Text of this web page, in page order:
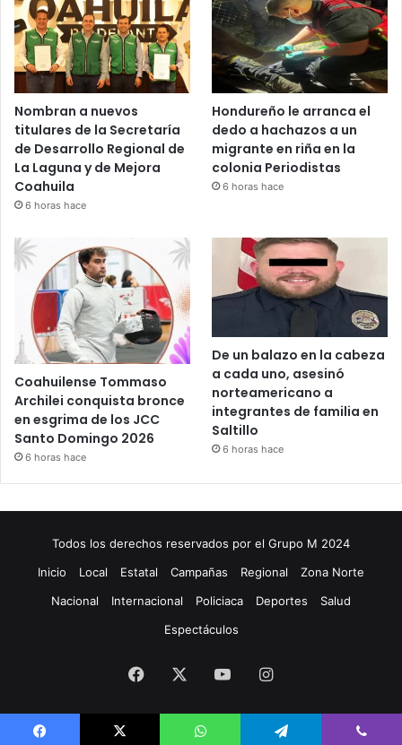
Nombran a nuevos
titulares de la Secretaría
de Desarrollo Regional de
La Laguna y de Mejora
Coahuila
6 horas hace
Hondureño le arranca el
dedo a hachazos a un
migrante en riña en la
colonia Periodistas
6 horas hace
Coahuilense Tommaso
Archilei conquista bronce
en esgrima de los JCC
Santo Domingo 2026
6 horas hace
De un balazo en la cabeza
a cada uno, asesinó
norteamericano a
integrantes de familia en
Saltillo
6 horas hace
Todos los derechos reservados por el Grupo M 2024
Inicio
Local Estatal Campañas Regional
Zona Norte
Nacional
Internacional Policiaca Deportes
Salud
Espectáculos
Facebook YouTubeInstagram